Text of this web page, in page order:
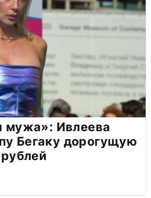
мужа»: Ивлеева
Бегаку дорогущую